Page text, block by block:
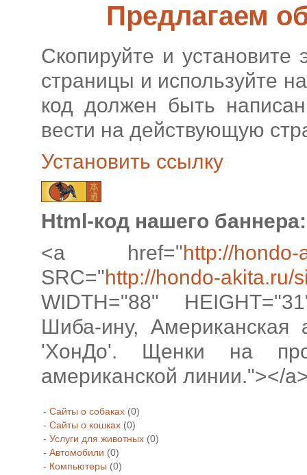
Предлагаем
Скопируйте и установите
страницы и используйте
код должен быть
вести на действующую
Установить ссылку
Html-код нашего баннера:
<a href="http://hondo-
SRC="http://hondo-akita.ru/
WIDTH="88"
Шиба-ину, Американская
'ХонДо'. Щенки на
американской линии."></
- Сайты о собаках (0)
- Сайты о кошках (0)
- Услуги для животных (0)
- Автомобили (0)
- Компьютеры (0)